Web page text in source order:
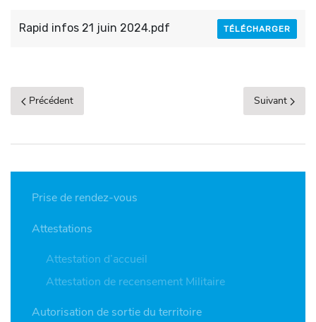
Rapid infos 21 juin 2024.pdf TÉLÉCHARGER
Précédent Suivant
Prise de rendez-vous
Attestations
Attestation d’accueil
Attestation de recensement Militaire
Autorisation de sortie du territoire